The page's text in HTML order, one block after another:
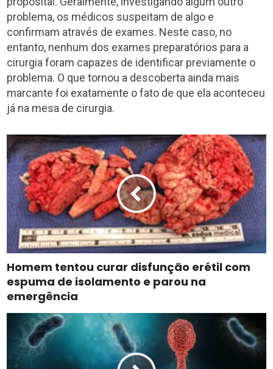
problema, os médicos suspeitam de algo e
confirmam através de exames. Neste caso, no
entanto, nenhum dos exames preparatórios para a
cirurgia foram capazes de identificar previamente o
problema. O que tornou a descoberta ainda mais
marcante foi exatamente o fato de que ela aconteceu
já na mesa de cirurgia.
Homem tentou curar disfunção erétil com
espuma de isolamento e parou na
emergência